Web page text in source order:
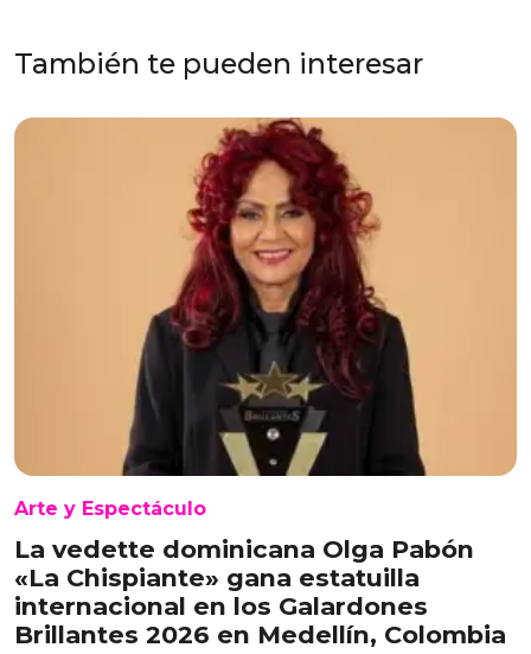
También te pueden interesar
Arte y Espectáculo
La vedette dominicana Olga Pabón
«La Chispiante» gana estatuilla
internacional en los Galardones
Brillantes 2026 en Medellín, Colombia